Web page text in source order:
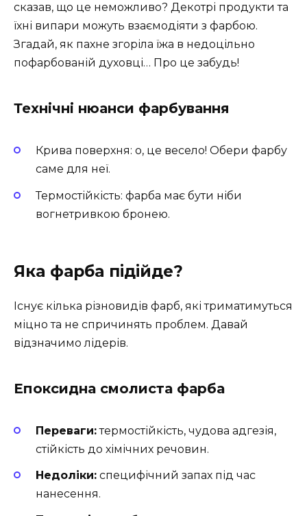
сказав, що це неможливо? Декотрі продукти та
їхні випари можуть взаємодіяти з фарбою.
Згадай, як пахне згоріла їжа в недоцільно
пофарбованій духовці… Про це забудь!
Технічні нюанси фарбування
Крива поверхня: о, це весело! Обери фарбу
саме для неї.
Термостійкість: фарба має бути ніби
вогнетривкою бронею.
Яка фарба підійде?
Існує кілька різновидів фарб, які триматимуться
міцно та не спричинять проблем. Давай
відзначимо лідерів.
Епоксидна смолиста фарба
Переваги:термостійкість, чудова адгезія,
стійкість до хімічних речовин.
Недоліки: специфічний запах під час
нанесення.